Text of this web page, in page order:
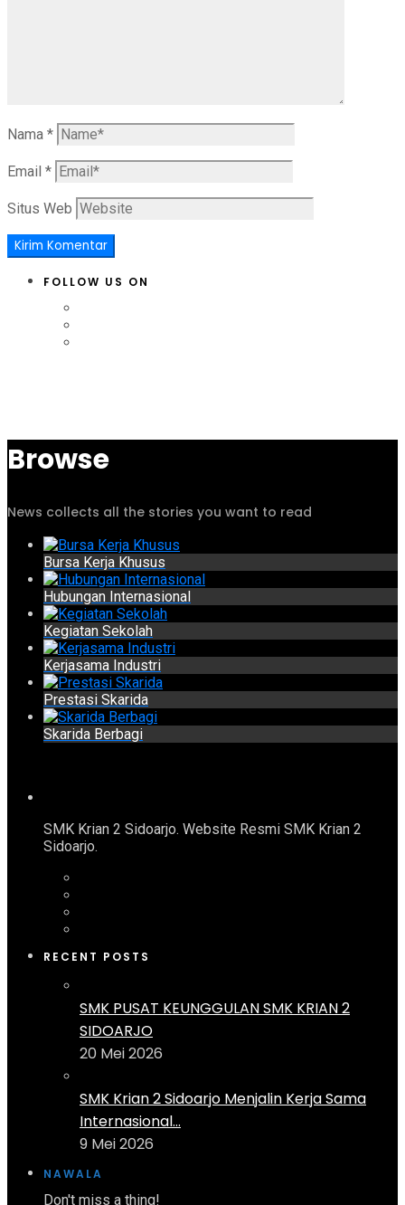
Nama *
Email *
Situs Web
FOLLOW US ON
Browse
News collects all the stories you want to read
Bursa Kerja Khusus
Hubungan Internasional
Kegiatan Sekolah
Kerjasama Industri
Prestasi Skarida
Skarida Berbagi
SMK Krian 2 Sidoarjo. Website Resmi SMK Krian 2
Sidoarjo.
RECENT POSTS
SMK PUSAT KEUNGGULAN SMK KRIAN 2
SIDOARJO
20 Mei 2026
SMK Krian 2 Sidoarjo Menjalin Kerja Sama
Internasional...
9 Mei 2026
NAWALA
Don't miss a thing!